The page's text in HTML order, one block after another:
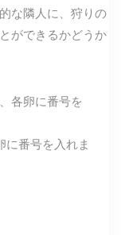
な隣人に、狩りの
ができるかどうか
番号を入れま